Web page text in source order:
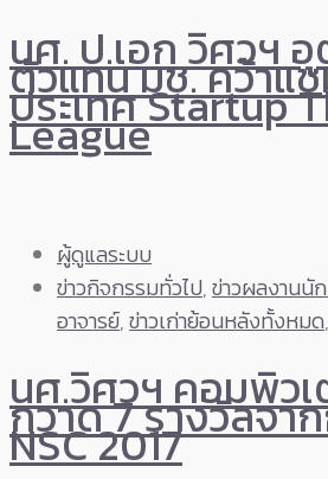
นศ. ป.เอก วิศวฯ
ตัวแทน มช. คว้าแ
ประเทศ Startup
League
ผู้ดูแลระบบ
ข่าวกิจกรรมทั่วไป,ข่าวผลงานนั
อาจารย์,ข่าวเก่าย้อนหลังทั้งหมด,
นศ.วิศวฯ คอมพิว
กวาด 7 รางวัลจา
NSC 2017